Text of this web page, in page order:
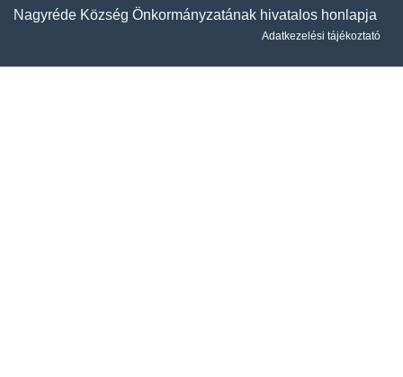
Nagyréde Község Önkormányzatának hivatalos honlapja
Adatkezelési tájékoztató